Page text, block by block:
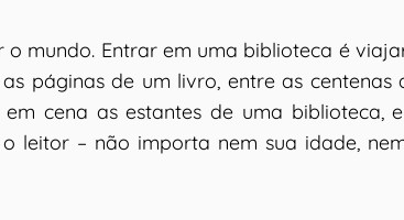
mundo. Entrar em uma biblioteca é
páginas de um livro, entre as
cena as estantes de uma biblioteca,
– não importa nem sua idade,